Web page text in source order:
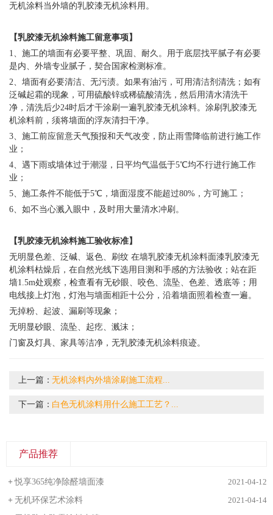
无机涂料当外墙的乳胶漆无机涂料用。
【乳胶漆无机涂料施工留意事项】
1、施工的墙面有必要平整、巩固、耐久。用于底层找平腻子有必要
是内、外墙专业腻子，契合国家检测标准。
2、墙面有必要清洁、无污渍。如果有油污，可用清洁剂清洗；如有
泛碱起霜的现象，可用硫酸锌或稀硫酸清洗，然后用清水清洗干
净，清洗后少24时后才干涂刷一遍乳胶漆无机涂料。涂刷 乳胶漆无
机涂料前，须将墙面的浮灰清扫干净。
3、施工前应留意天气预报和天气改变，防止雨雪降临前进行施工作
业；
4、遇下雨或墙体过于潮湿，日平均气温低于5℃均不行进行施工作
业；
5、施工条件不能低于5℃，墙面湿度不能超过80%，方可施工；
6、如不当心溅入眼中，及时用大量清水冲刷。
【乳胶漆无机涂料施工验收标准】
无明显色差、泛碱、返色、刷纹 在墙乳胶漆无机涂料面漆乳胶漆无
机涂料枯燥后，在自然光线下选用目测和手感的方法验收；站在距
墙1.5m处观察，检查看有无砂眼、咬色、流坠、色差、透底等；用
电线接上灯泡，灯泡与墙面相距十公分，沿着墙面照着检查一遍。
无掉粉、起波、漏刷等现象；
无明显砂眼、流坠、起疙、溅沫；
门窗及灯具、家具等洁净，无乳胶漆无机涂料痕迹。
上一篇：无机涂料内外墙涂刷施工流程...
下一篇： 白色无机涂料用什么施工工艺？...
产品推荐
+ 悦享365纯净除醛墙面漆
2021-04-12
+ 无机环保艺术涂料
2021-04-14